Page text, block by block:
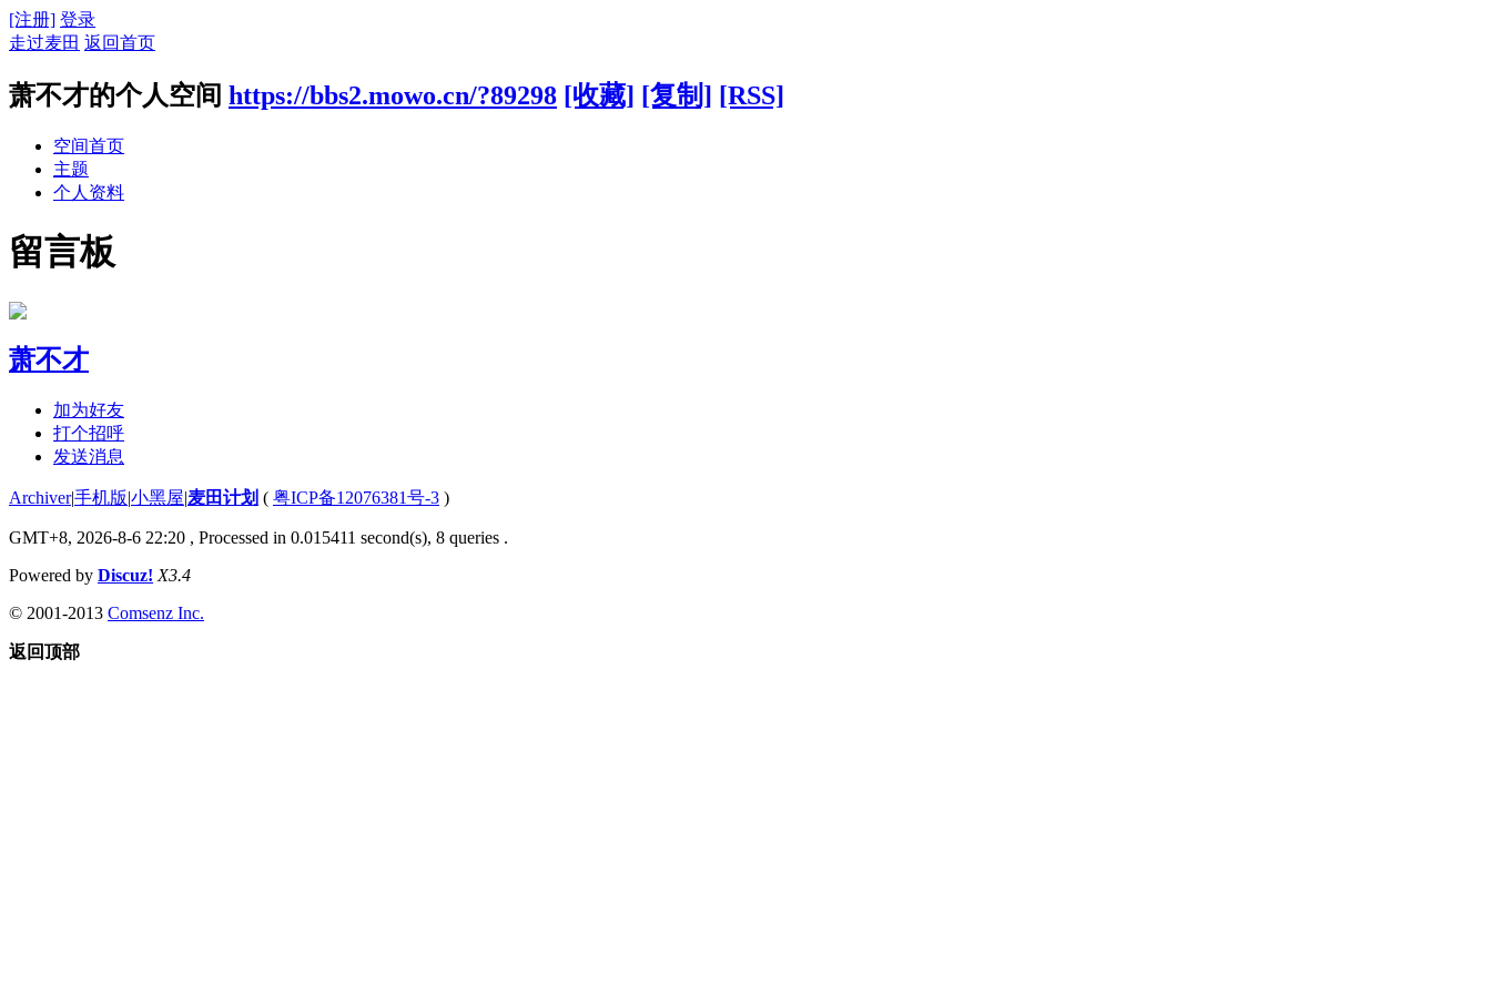
[注册] 登录
走过麦田 返回首页
萧不才的个人空间 https://bbs2.mowo.cn/?89298 [收藏] [复制] [RSS]
空间首页
主题
个人资料
留言板
萧不才
加为好友
打个招呼
发送消息
Archiver|手机版|小黑屋|麦田计划 ( 粤ICP备12076381号-3 )
GMT+8, 2026-8-6 22:20 , Processed in 0.015411 second(s), 8 queries .
Powered by Discuz! X3.4
© 2001-2013 Comsenz Inc.
返回顶部